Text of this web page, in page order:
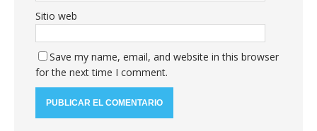
Sitio web
Save my name, email, and website in this browser
for the next time I comment.